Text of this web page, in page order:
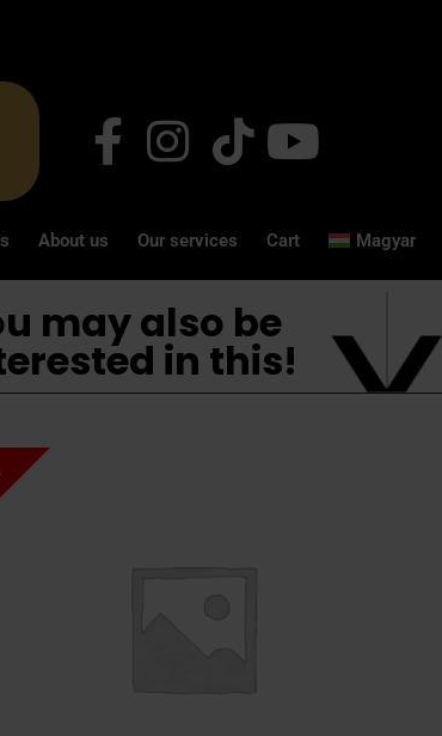
About us Our services Cart Magyar
may also be
in this!